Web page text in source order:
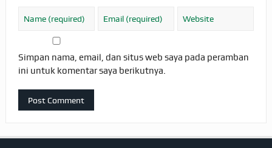
Simpan nama, email, dan situs web saya pada peramban
ini untuk komentar saya berikutnya.